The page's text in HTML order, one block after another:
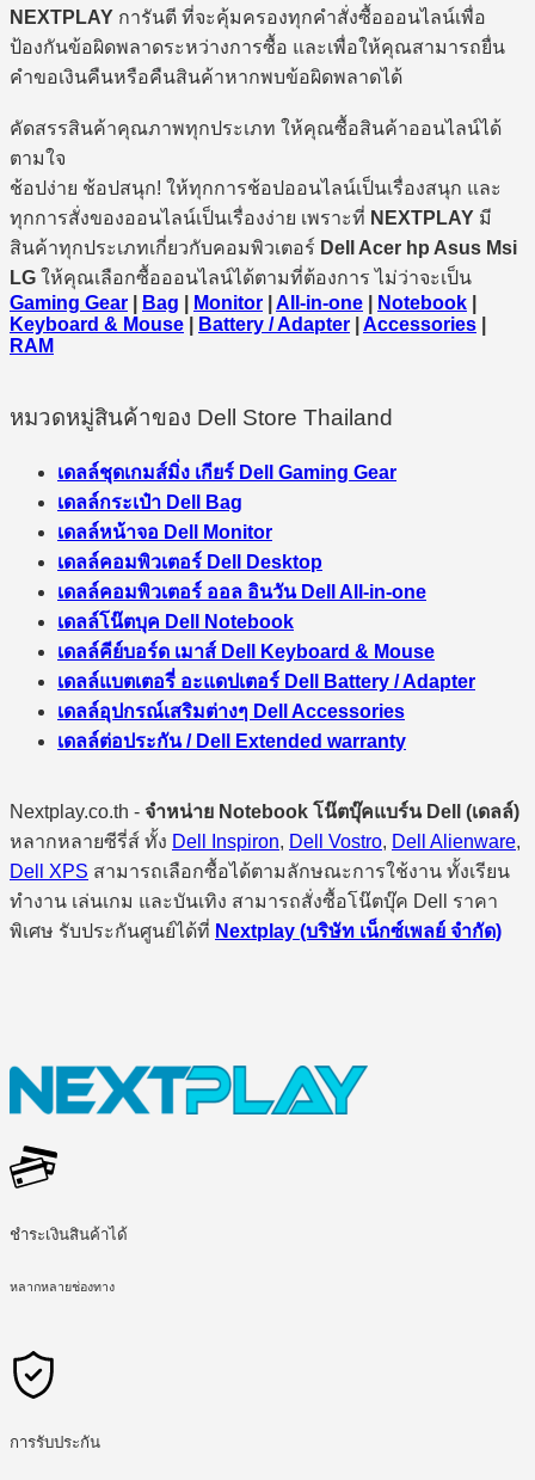
NEXTPLAY การันตี ที่จะคุ้มครองทุกคำสั่งซื้อออนไลน์เพื่อ
ป้องกันข้อผิดพลาดระหว่างการซื้อ และเพื่อให้คุณสามารถยื่น
คำขอเงินคืนหรือคืนสินค้าหากพบข้อผิดพลาดได้
คัดสรรสินค้าคุณภาพทุกประเภท ให้คุณซื้อสินค้าออนไลน์ได้
ตามใจ
ช้อปง่าย ช้อปสนุก! ให้ทุกการช้อปออนไลน์เป็นเรื่องสนุก และ
ทุกการสั่งของออนไลน์เป็นเรื่องง่าย เพราะที่ NEXTPLAY มี
สินค้าทุกประเภทเกี่ยวกับคอมพิวเตอร์ Dell Acer hp Asus Msi
LG ให้คุณเลือกซื้อออนไลน์ได้ตามที่ต้องการ ไม่ว่าจะเป็น
Gaming Gear
Bag Monitor All-in-one Notebook
Keyboard & Mouse
Battery / Adapter Accessories
RAM
หมวดหมู่สินค้าของ Dell Store Thailand
เดลล์ชุดเกมส์มิ่ง เกียร์ Dell Gaming Gear
เดลล์กระเป๋า Dell Bag
เดลล์หน้าจอ Dell Monitor
เดลล์คอมพิวเตอร์ Dell Desktop
เดลล์คอมพิวเตอร์ ออล อินวัน Dell All-in-one
เดลล์โน๊ตบุค Dell Notebook
เดลล์คีย์บอร์ด เมาส์ Dell Keyboard & Mouse
เดลล์แบตเตอรี่ อะแดปเตอร์ Dell Battery / Adapter
เดลล์อุปกรณ์เสริมต่างๆ Dell Accessories
เดลล์ต่อประกัน / Dell Extended warranty
Nextplay.co.th - จำหน่าย Notebook โน๊ตบุ๊คแบร์น Dell (เดลล์)
หลากหลายซีรี่ส์ ทั้ง Dell Inspiron, Dell Vostro, Dell Alienware,
Dell XPS สามารถเลือกซื้อได้ตามลักษณะการใช้งาน ทั้งเรียน
ทำงาน เล่นเกม และบันเทิง สามารถสั่งซื้อโน๊ตบุ๊ค Dell ราคา
พิเศษ รับประกันศูนย์ได้ที่ Nextplay (บริษัท เน็กซ์เพลย์ จำกัด)
ชำระเงินสินค้าได้
หลากหลายช่องทาง
การรับประกัน